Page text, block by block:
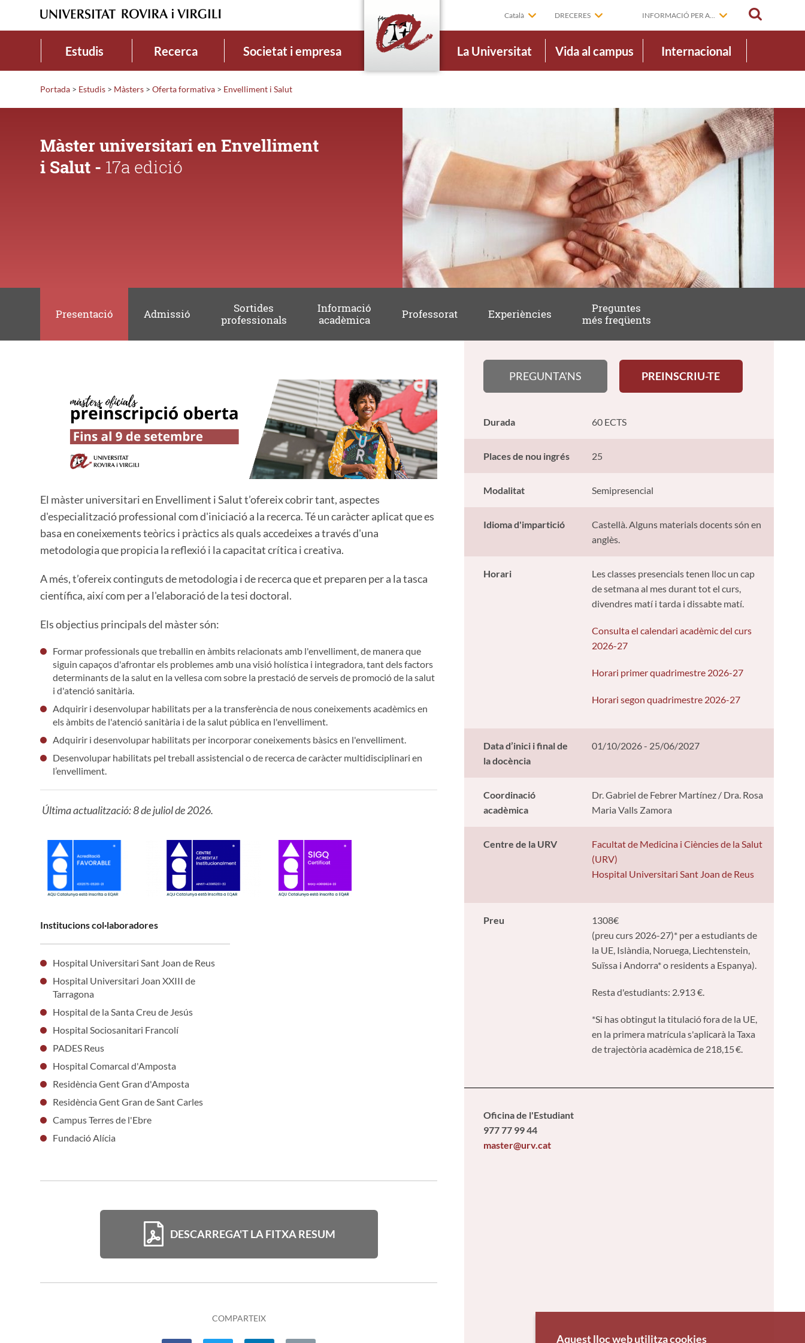
Català DRECERES INFORMACIÓ PER A...
Estudis Recerca Societat i empresa La Universitat Vida al campus Internacional
Portada > Estudis > Màsters > Oferta formativa > Envelliment i Salut
Màster universitari en Envelliment
i Salut - 17a edició
Presentació Admissió
Sortides
professionals
Informació
acadèmica
Professorat Experiències
Preguntes
més freqüents
PREGUNTA'NS PREINSCRIU-TE
Durada 60 ECTS
Places de nou ingrés 25
Modalitat Semipresencial
Idioma d'impartició
Castellà. Alguns materials docents són en
anglès.
Horari
Les classes presencials tenen lloc un cap
de setmana al mes durant tot el curs,
divendres matí i tarda i dissabte matí.
Consulta el calendari acadèmic del curs
2026-27
Horari primer quadrimestre 2026-27
Horari segon quadrimestre 2026-27
Data d’inici i final de
la docència
01/10/2026 - 25/06/2027
Coordinació
acadèmica
Dr. Gabriel de Febrer Martínez / Dra. Rosa
Maria Valls Zamora
Centre de la URV
Facultat de Medicina i Ciències de la Salut
(URV)
Hospital Universitari Sant Joan de Reus
Preu
1308€
(preu curs 2026-27)* per a estudiants de
la UE, Islàndia, Noruega, Liechtenstein,
Suïssa i Andorra* o residents a Espanya).
Resta d'estudiants: 2.913 €.
*Si has obtingut la titulació fora de la UE,
en la primera matrícula s'aplicarà la Taxa
de trajectòria acadèmica de 218,15 €.
Oficina de l'Estudiant
977 77 99 44
master@urv.cat
El màster universitari en Envelliment i Salut t’ofereix cobrir tant, aspectes
d'especialització professional com d'iniciació a la recerca. Té un caràcter aplicat que es
basa en coneixements teòrics i pràctics als quals accedeixes a través d'una
metodologia que propicia la reflexió i la capacitat crítica i creativa.
A més, t’ofereix continguts de metodologia i de recerca que et preparen per a la tasca
científica, així com per a l'elaboració de la tesi doctoral.
Els objectius principals del màster són:
Formar professionals que treballin en àmbits relacionats amb l'envelliment, de manera que
siguin capaços d'afrontar els problemes amb una visió holística i integradora, tant dels factors
determinants de la salut en la vellesa com sobre la prestació de serveis de promoció de la salut
i d'atenció sanitària.
Adquirir i desenvolupar habilitats per a la transferència de nous coneixements acadèmics en
els àmbits de l'atenció sanitària i de la salut pública en l'envelliment.
Adquirir i desenvolupar habilitats per incorporar coneixements bàsics en l'envelliment.
Desenvolupar habilitats pel treball assistencial o de recerca de caràcter multidisciplinari en
l’envelliment.
Última actualització: 8 de juliol de 2026.
Institucions col·laboradores
Hospital Universitari Sant Joan de Reus
Hospital Universitari Joan XXIII de
Tarragona
Hospital de la Santa Creu de Jesús
Hospital Sociosanitari Francolí
PADES Reus
Hospital Comarcal d'Amposta
Residència Gent Gran d'Amposta
Residència Gent Gran de Sant Carles
Campus Terres de l'Ebre
Fundació Alícia
DESCARREGA'T LA FITXA RESUM
COMPARTEIX
Aquest lloc web utilitza cookies